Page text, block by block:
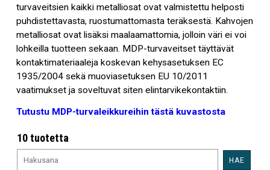
turvaveitsien kaikki metalliosat ovat valmistettu helposti
puhdistettavasta, ruostumattomasta teräksestä. Kahvojen
metalliosat ovat lisäksi maalaamattomia, jolloin väri ei voi
lohkeilla tuotteen sekaan. MDP-turvaveitset täyttävät
kontaktimateriaaleja koskevan kehysasetuksen EC
1935/2004 sekä muoviasetuksen EU 10/2011
vaatimukset ja soveltuvat siten elintarvikekontaktiin.
Tutustu MDP-turvaleikkureihin tästä kuvastosta
10 tuotetta
HAE